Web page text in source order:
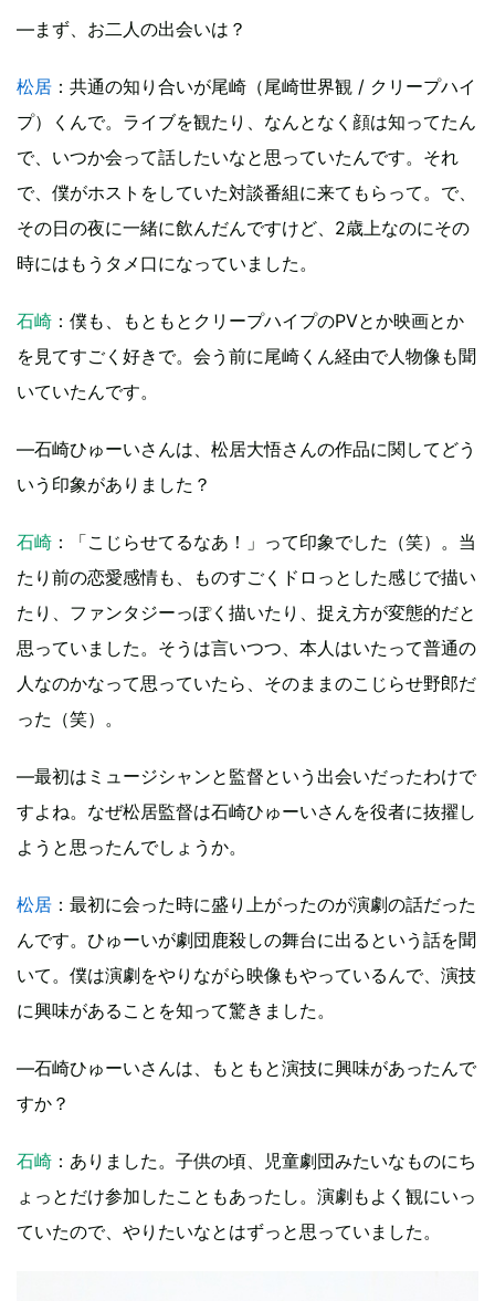
―まず、お二人の出会いは？
松居 ：共通の知り合いが尾崎（尾崎世界観 / クリープハイ
プ）くんで。ライブを観たり、なんとなく顔は知ってたん
で、いつか会って話したいなと思っていたんです。それ
で、僕がホストをしていた対談番組に来てもらって。で、
その日の夜に一緒に飲んだんですけど、2歳上なのにその
時にはもうタメ口になっていました。
石崎 ：僕も、もともとクリープハイプのPVとか映画とか
を見てすごく好きで。会う前に尾崎くん経由で人物像も聞
いていたんです。
―石崎ひゅーいさんは、松居大悟さんの作品に関してどう
いう印象がありました？
石崎 ：「こじらせてるなあ！」って印象でした（笑）。当
たり前の恋愛感情も、ものすごくドロっとした感じで描い
たり、ファンタジーっぽく描いたり、捉え方が変態的だと
思っていました。そうは言いつつ、本人はいたって普通の
人なのかなって思っていたら、そのままのこじらせ野郎だ
った（笑）。
―最初はミュージシャンと監督という出会いだったわけで
すよね。なぜ松居監督は石崎ひゅーいさんを役者に抜擢し
ようと思ったんでしょうか。
松居 ：最初に会った時に盛り上がったのが演劇の話だった
んです。ひゅーいが劇団鹿殺しの舞台に出るという話を聞
いて。僕は演劇をやりながら映像もやっているんで、演技
に興味があることを知って驚きました。
―石崎ひゅーいさんは、もともと演技に興味があったんで
すか？
石崎 ：ありました。子供の頃、児童劇団みたいなものにち
ょっとだけ参加したこともあったし。演劇もよく観にいっ
ていたので、やりたいなとはずっと思っていました。